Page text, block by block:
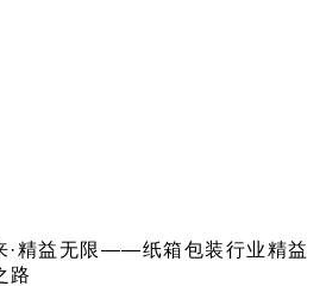
·精益无限——纸箱包装行业精益
路